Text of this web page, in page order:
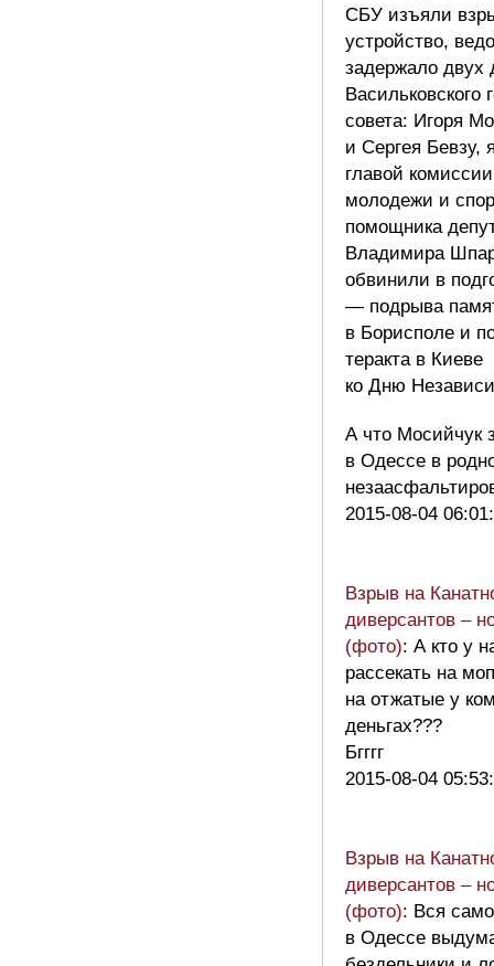
СБУ изъяли
устройство,
задержало двух
Васильковского
совета: Игоря
и Сергея Бевзу,
главой
молодежи и
помощника
Владимира
обвинили в
— подрыва
в Борисполе и
теракта в Киеве
ко Дню
А что Мосийчук
в Одессе в
2015-08-04
Взрыв на
диверсантов –
(фото): А кто у
рассекать на
на отжатые у
деньгах???
Бгггг
2015-08-04
Взрыв на
диверсантов –
(фото): Вся
в Одессе